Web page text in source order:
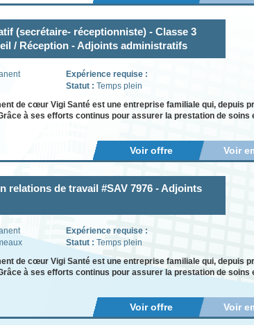
(secrétaire- réceptionniste) - Classe 3
/ Réception - Adjoints administratifs
Expérience requise :
Statut : Temps plein
de cœur Vigi Santé est une entreprise familiale qui, depuis
à ses efforts continus pour assurer la prestation de
Voir offre Voir
relations de travail #SAV 7976 - Adjoints
Expérience requise :
Statut : Temps plein
de cœur Vigi Santé est une entreprise familiale qui, depuis
à ses efforts continus pour assurer la prestation de
Voir offre Voir